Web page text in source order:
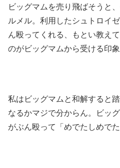
ビッグマムを売り飛ばそうと
ルメル。利用したシュトロイ
ん殴ってくれる、もとい教え
のがビッグマムから受ける印象
私はビッグマムと和解すると
なるかマジで分からん。ビッ
がぶん殴って「めでたしめで